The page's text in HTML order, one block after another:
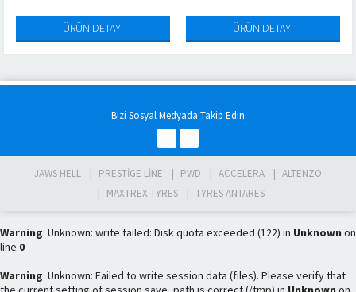
ÜRÜN DETAYI ÜRÜN DETAYI
Bizi Sosyal Medyada Takip Edin
JAWS HELL PRESTIGE LINE PWD ACCELERA
ALTENZO
MAXTREX TYRES
TYRES ANTARES
Warning: Unknown: write failed: Disk quota exceeded (122) in Unknown on
line 0
Warning: Unknown: Failed to write session data (files). Please verify that